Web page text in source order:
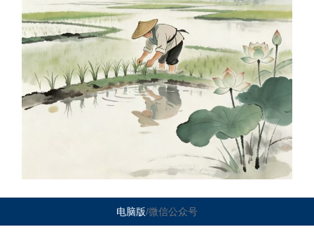
电脑版/微信公众号